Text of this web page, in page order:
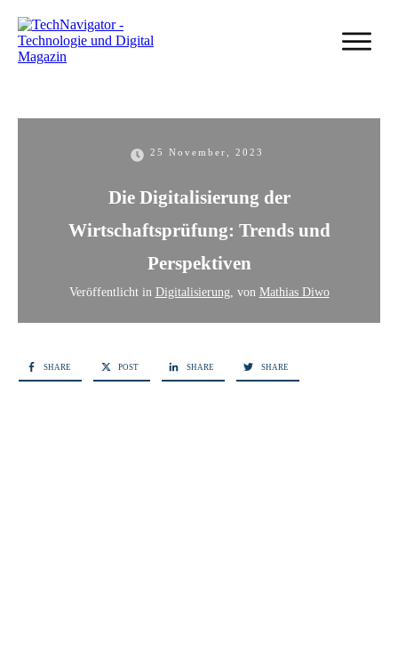
25 November, 2023
Die Digitalisierung der
Wirtschaftsprüfung: Trends und
Perspektiven
Veröffentlicht in Digitalisierung, von Mathias Diwo
SHARE POST SHARE SHARE